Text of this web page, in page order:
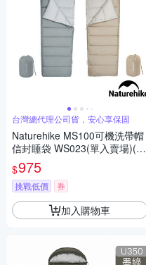
台灣總代理公司貨，安心享保固
Naturehike MS100可機洗帶帽
信封睡袋 WS023(單入賣場)(如
需拼接請2色各下單1)
$975
挑戰低價 券
加入購物車